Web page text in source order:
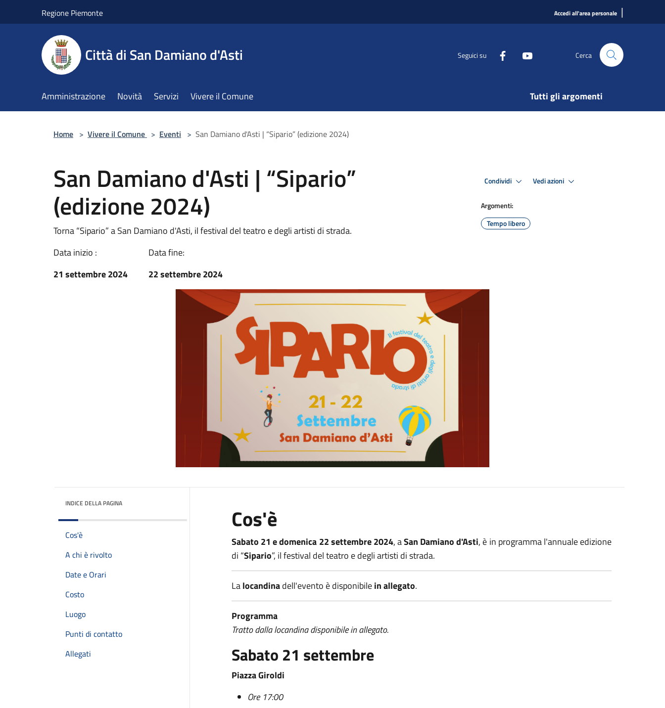
Regione Piemonte Accedi all'area personale |
Città di San Damiano d'Asti Seguici su Cerca
Amministrazione Novità Servizi Vivere il Comune Tutti gli argomenti
Home > Vivere il Comune > Eventi > San Damiano d'Asti | “Sipario” (edizione 2024)
San Damiano d'Asti | “Sipario”
(edizione 2024)
Torna “Sipario” a San Damiano d'Asti, il festival del teatro e degli artisti di strada.
Data inizio :
21 settembre 2024
Data fine:
22 settembre 2024
Condividi Vedi azioni
Argomenti:
Tempo libero
INDICE DELLA PAGINA
Cos'è
A chi è rivolto
Date e Orari
Costo
Luogo
Punti di contatto
Allegati
Cos'è
Sabato 21 e domenica 22 settembre 2024, aSan Damiano d'Asti, è in programma l'annuale edizione
di “Sipario”, il festival del teatro e degli artisti di strada.
Lalocandinadell'evento è disponibilein allegato.
Programma
Tratto dalla locandina disponibile in allegato.
Sabato 21 settembre
Piazza Giroldi
Ore 17:00